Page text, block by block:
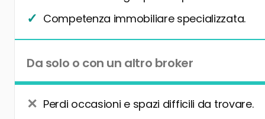
Competenza immobiliare specializzata.
Da solo o con un altro broker
Perdi occasioni e spazi difficili da trovare.